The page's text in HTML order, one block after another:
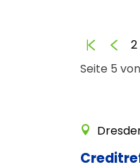
Seite 5
Anfang
2